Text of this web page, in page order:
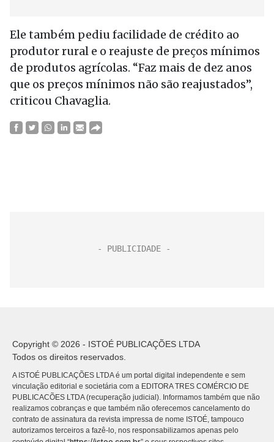
Ele também pediu facilidade de crédito ao
produtor rural e o reajuste de preços mínimos
de produtos agrícolas. “Faz mais de dez anos
que os preços mínimos não são reajustados”,
criticou Chavaglia.
Copyright © 2026 - ISTOÉ PUBLICAÇÕES LTDA
Todos os direitos reservados.
A ISTOÉ PUBLICAÇÕES LTDA é um portal digital independente e sem
vinculação editorial e societária com a EDITORA TRES COMÉRCIO DE
PUBLICACÕES LTDA (recuperação judicial). Informamos também que não
realizamos cobranças e que também não oferecemos cancelamento do
contrato de assinatura da revista impressa de nome ISTOÉ, tampouco
autorizamos terceiros a fazê-lo, nos responsabilizamos apenas pelo